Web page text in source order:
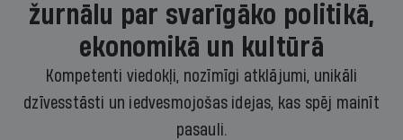
žurnālu par svarīgāko politikā,
ekonomikā un kultūrā
Kompetenti viedokļi, nozīmīgi atklājumi, unikāli
dzīvesstāsti un iedvesmojošas idejas, kas spēj mainīt
pasauli.